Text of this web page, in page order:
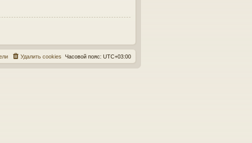
Часовой пояс: UTC+03:00
Удалить cookies